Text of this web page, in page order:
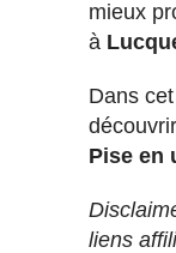
mieux
à
Dans
découvrir
Pise en
liens